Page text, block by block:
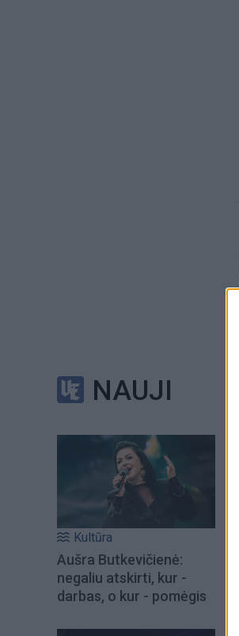
NAUJI
Kultūra
Aušra Butkevičienė:
negaliu atskirti, kur -
darbas, o kur - pomėgis